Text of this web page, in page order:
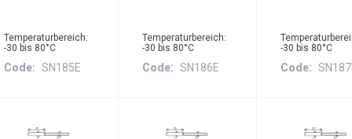
Temperaturbereich:
-30 bis 80°C
Code SN185E
Temperaturbereich:
-30 bis 80°C
Code SN186E
-30 bis 80°C
Code